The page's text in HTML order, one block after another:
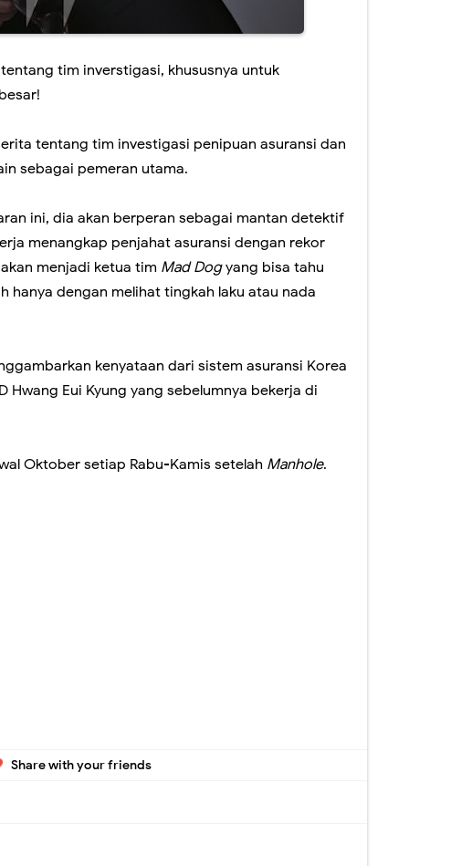
tim inverstigasi, khususnya untuk
tentang tim investigasi penipuan asuransi dan
sebagai pemeran utama.
ini, dia akan berperan sebagai mantan detektif
menangkap penjahat asuransi dengan rekor
menjadi ketua tim Mad Dogyang bisa tahu
hanya dengan melihat tingkah laku atau nada
kenyataan dari sistem asuransi Korea
Hwang Eui Kyung yang sebelumnya bekerja di
Oktober setiap Rabu-Kamis setelah Manhole.
Share with your friends